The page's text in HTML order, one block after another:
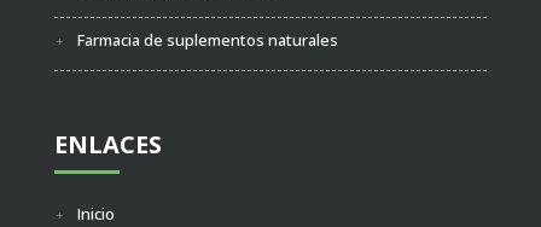
Farmacia de suplementos naturales
ENLACES
Inicio